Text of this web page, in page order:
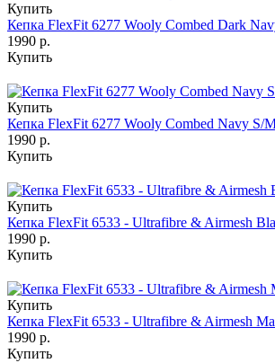
Купить
Кепка FlexFit 6277 Wooly Combed Dark
1990 р.
Купить
Купить
Кепка FlexFit 6277 Wooly Combed Navy S/
1990 р.
Купить
Купить
Кепка FlexFit 6533 - Ultrafibre & Airmesh
1990 р.
Купить
Купить
Кепка FlexFit 6533 - Ultrafibre & Airmesh
1990 р.
Купить